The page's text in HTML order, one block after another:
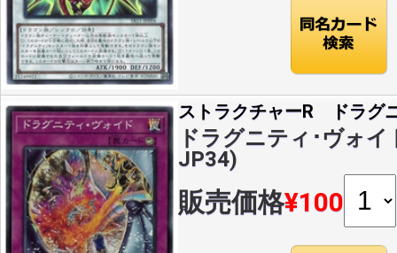
ストラクチャーR ドラグ
ドラグニティ･ヴォイ
JP34)
販売価格¥100